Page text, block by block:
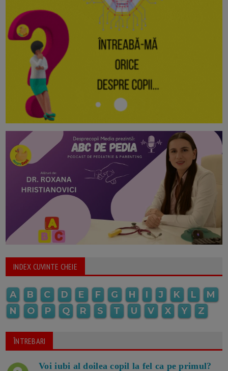
INDEX CUVINTE CHEIE
A B C D E F G H I J K L
M
N
O P Q R S T U V X Y Z
ÎNTREBARI
Voi iubi al doilea copil la fel ca pe primul?